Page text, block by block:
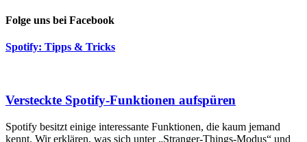
Folge uns bei Facebook
Spotify: Tipps & Tricks
Versteckte Spotify-Funktionen aufspüren
Spotify besitzt einige interessante Funktionen, die kaum jemand
kennt. Wir erklären, was sich unter „Stranger-Things-Modus“ und